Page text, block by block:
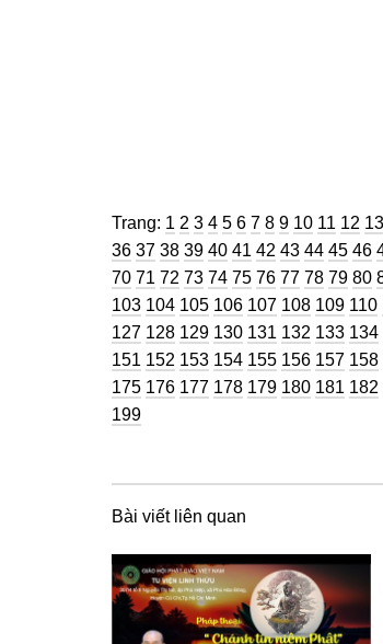
Trang: Trang
1 Trang
2 Trang
3 Trang
4 Trang
5 Trang
6 Trang
7 Trang
8 Trang
9 Trang
10 Trang
11 Trang
12 13
36 Trang
37 Trang
38 Trang
39 Trang
40 Trang
41 Trang
42 Trang
43 Trang
44 Trang
45 46
70 Trang
71 Trang
72 Trang
73 Trang
74 Trang
75 Trang
76 Trang
77 Trang
78 Trang
79 80
Trang
103 Trang
104 Trang
105 Trang
106 Trang
107 Trang
108 Trang
109 110
127 Trang
128 Trang
129 Trang
130 Trang
131 Trang
132 Trang
133 134
151 Trang
152 Trang
153 Trang
154 Trang
155 Trang
156 Trang
157 158
175 Trang
176 Trang
177 Trang
178 Trang
179 Trang
180 Trang
181 182
199
Bài viết liên quan